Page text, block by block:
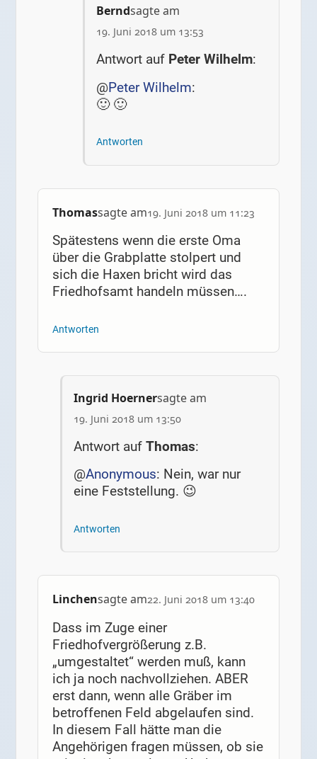
Berndsagte am
19. Juni 2018 um 13:53
Antwort auf Peter Wilhelm:
@Peter Wilhelm:
🙂 🙂
Antworten
Thomassagte am19. Juni 2018 um 11:23
Spätestens wenn die erste Oma
über die Grabplatte stolpert und
sich die Haxen bricht wird das
Friedhofsamt handeln müssen….
Antworten
Ingrid Hoernersagte am
19. Juni 2018 um 13:50
Antwort aufThomas:
@Anonymous: Nein, war nur
eine Feststellung. 😉
Antworten
Linchensagte am22. Juni 2018 um 13:40
Dass im Zuge einer
Friedhofvergrößerung z.B.
„umgestaltet“ werden muß, kann
ich ja noch nachvollziehen. ABER
erst dann, wenn alle Gräber im
betroffenen Feld abgelaufen sind.
In diesem Fall hätte man die
Angehörigen fragen müssen, ob sie